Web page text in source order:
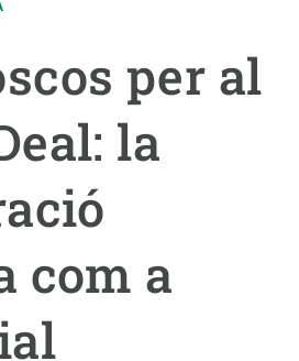
per al
la
com a